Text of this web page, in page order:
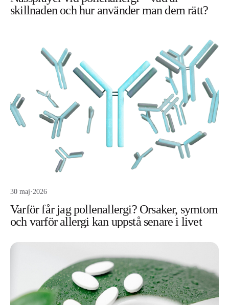
skillnaden och hur använder man dem rätt?
30 maj·2026
Varför får jag pollenallergi? Orsaker, symtom
och varför allergi kan uppstå senare i livet